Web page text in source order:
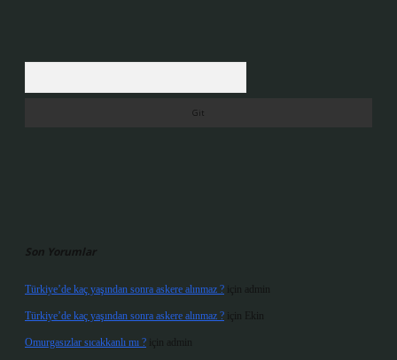
Son Yorumlar
Türkiye’de kaç yaşından sonra askere alınmaz ? için admin
Türkiye’de kaç yaşından sonra askere alınmaz ? için Ekin
Omurgasızlar sıcakkanlı mı ? için admin